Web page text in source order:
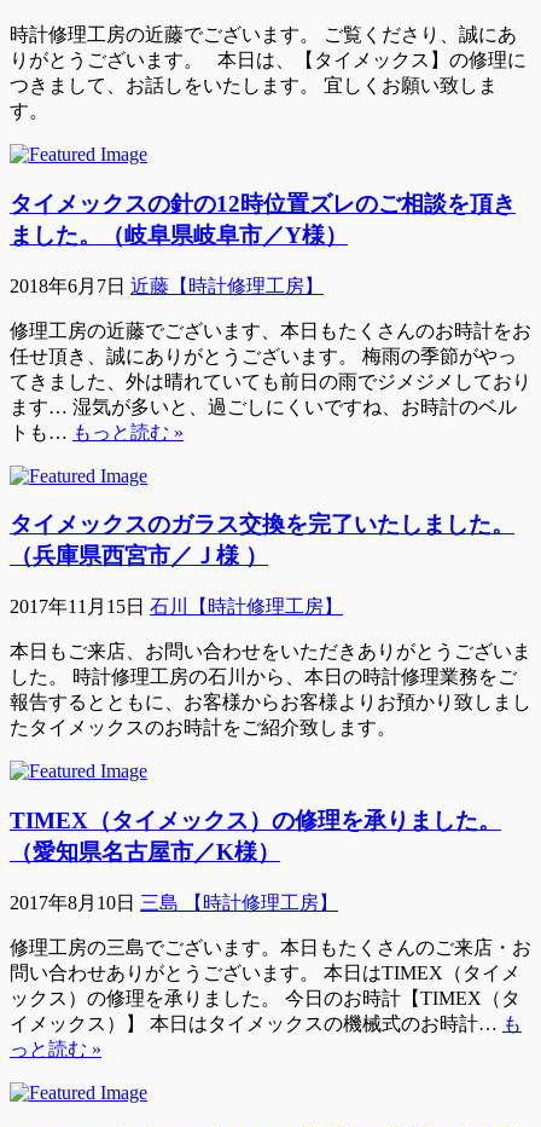
時計修理工房の近藤でございます。 ご覧くださり、誠にあ
りがとうございます。 本日は、【タイメックス】の修理に
つきまして、お話しをいたします。 宜しくお願い致しま
す。
タイメックスの針の12時位置ズレのご相談を頂き
ました。（岐阜県岐阜市／Y様）
2018年6月7日 近藤【時計修理工房】
修理工房の近藤でございます、本日もたくさんのお時計をお
任せ頂き、誠にありがとうございます。 梅雨の季節がやっ
てきました、外は晴れていても前日の雨でジメジメしており
ます… 湿気が多いと、過ごしにくいですね、お時計のベル
トも… もっと読む »
タイメックスのガラス交換を完了いたしました。
（兵庫県西宮市／Ｊ様 ）
2017年11月15日 石川【時計修理工房】
本日もご来店、お問い合わせをいただきありがとうございま
した。 時計修理工房の石川から、本日の時計修理業務をご
報告するとともに、お客様からお客様よりお預かり致しまし
たタイメックスのお時計をご紹介致します。
TIMEX（タイメックス）の修理を承りました。
（愛知県名古屋市／K様）
2017年8月10日 三島 【時計修理工房】
修理工房の三島でございます。本日もたくさんのご来店・お
問い合わせありがとうございます。 本日はTIMEX（タイメ
ックス）の修理を承りました。 今日のお時計【TIMEX（タ
イメックス）】 本日はタイメックスの機械式のお時計… も
っと読む »